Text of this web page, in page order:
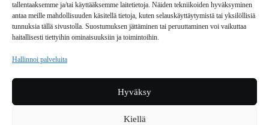
tallentaaksemme ja/tai käyttääksemme laitetietoja. Näiden tekniikoiden hyväksyminen
antaa meille mahdollisuuden käsitellä tietoja, kuten selauskäyttäytymistä tai yksilöllisiä
tunnuksia tällä sivustolla. Suostumuksen jättäminen tai peruuttaminen voi vaikuttaa
haitallisesti tiettyihin ominaisuuksiin ja toimintoihin.
Hallinnoi palveluita
Hyväksy
Kiellä
MAINOSTAJILLE
VASTAMAINOKSET
JAKELUPAIKAT
REKISTERISELOSTE
TILAUKSEN PERUUTUSPYYNTÖ
TILAUSOHJEET JA -EHDOT